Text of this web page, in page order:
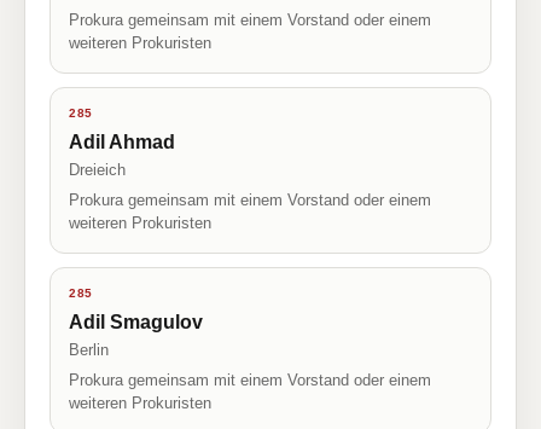
Prokura gemeinsam mit einem Vorstand oder einem
weiteren Prokuristen
285
Adil Ahmad
Dreieich
Prokura gemeinsam mit einem Vorstand oder einem
weiteren Prokuristen
285
Adil Smagulov
Berlin
Prokura gemeinsam mit einem Vorstand oder einem
weiteren Prokuristen